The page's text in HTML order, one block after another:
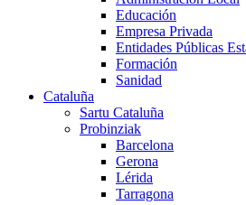
Educación
Empresa Privada
Entidades Públicas
Formación
Sanidad
Cataluña
Sartu Cataluña
Probinziak
Barcelona
Gerona
Lérida
Tarragona